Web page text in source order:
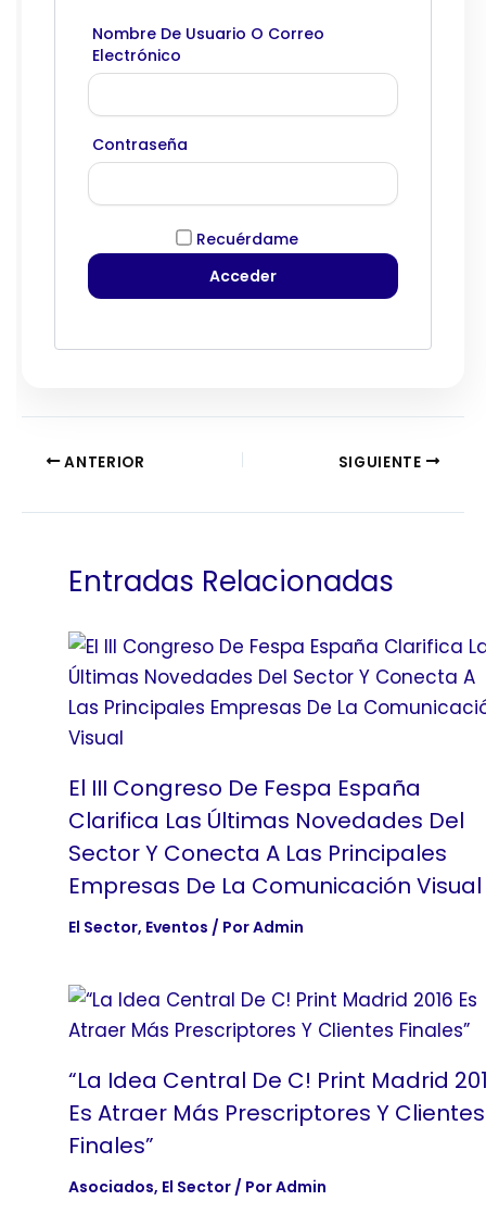
Nombre De Usuario O Correo
Electrónico
Contraseña
Recuérdame
ANTERIOR SIGUIENTE
Entradas Relacionadas
El III Congreso De Fespa España
Clarifica Las Últimas Novedades Del
Sector Y Conecta A Las Principales
Empresas De La Comunicación Visual
El Sector, Eventos / PorAdmin
“La Idea Central De C! Print Madrid
Es Atraer Más Prescriptores Y Clientes
Finales”
Asociados, El Sector/ PorAdmin